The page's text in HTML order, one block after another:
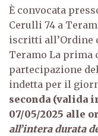
È convocata
Cerulli 74 a
iscritti all’Ordine
Teramo La prima
partecipazione
indetta per il
seconda (valida
07/05/2025 alle
all’intera durata